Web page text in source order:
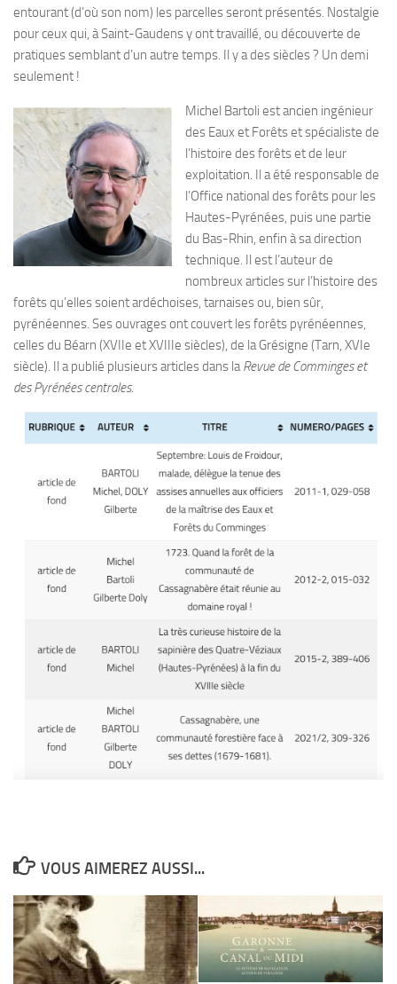
entourant (d’où son nom) les parcelles seront présentés. Nostalgie
pour ceux qui, à Saint-Gaudens y ont travaillé, ou découverte de
pratiques semblant d’un autre temps. Il y a des siècles ? Un demi
seulement !
Michel Bartoli est ancien ingénieur
des Eaux et Forêts et spécialiste de
l’histoire des forêts et de leur
exploitation. Il a été responsable de
l’Office national des forêts pour les
Hautes-Pyrénées, puis une partie
du Bas-Rhin, enfin à sa direction
technique. Il est l’auteur de
nombreux articles sur l’histoire des
forêts qu’elles soient ardéchoises, tarnaises ou, bien sûr,
pyrénéennes. Ses ouvrages ont couvert les forêts pyrénéennes,
celles du Béarn (XVIIe et XVIIIe siècles), de la Grésigne (Tarn, XVIe
siècle). Il a publié plusieurs articles dans laRevue de Comminges et
des Pyrénées centrales.
VOUS AIMEREZ AUSSI...